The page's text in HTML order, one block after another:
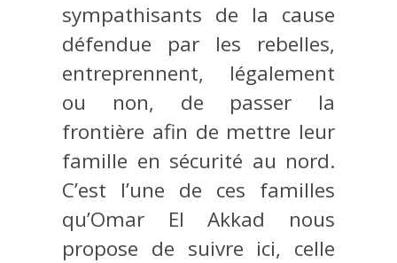
sympathisants de la cause
défendue par les rebelles,
entreprennent, légalement
ou non, de passer la
frontière afin de mettre leur
famille en sécurité au nord.
C’est l’une de ces familles
qu’Omar El Akkad nous
propose de suivre ici, celle